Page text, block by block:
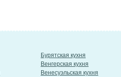
Бурятская кухня
Венгерская кухня
Венесуэльская кухня